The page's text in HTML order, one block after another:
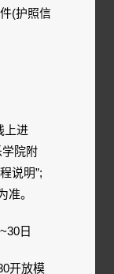
(护照信
上进
学院附
说明”;
准。
日
开放模